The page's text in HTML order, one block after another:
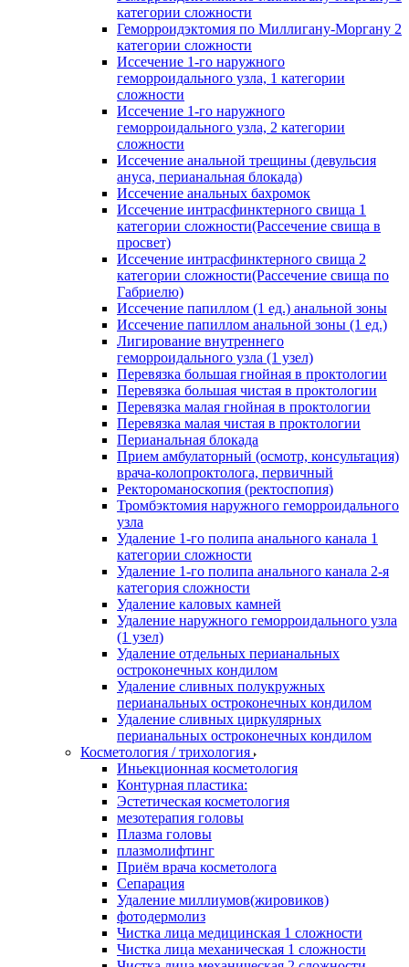
категории сложности
Геморроидэктомия по Миллигану-Моргану 2
категории сложности
Иссечение 1-го наружного
геморроидального узла, 1 категории
сложности
Иссечение 1-го наружного
геморроидального узла, 2 категории
сложности
Иссечение анальной трещины (девульсия
ануса, перианальная блокада)
Иссечение анальных бахромок
Иссечение интрасфинктерного свища 1
категории сложности(Рассечение свища в
просвет)
Иссечение интрасфинктерного свища 2
категории сложности(Рассечение свища по
Габриелю)
Иссечение папиллом (1 ед.) анальной зоны
Иссечение папиллом анальной зоны (1 ед.)
Лигирование внутреннего
геморроидального узла (1 узел)
Перевязка большая гнойная в проктологии
Перевязка большая чистая в проктологии
Перевязка малая гнойная в проктологии
Перевязка малая чистая в проктологии
Перианальная блокада
Прием амбулаторный (осмотр, консультация)
врача-колопроктолога, первичный
Ректороманоскопия (ректоспопия)
Тромбэктомия наружного геморроидального
узла
Удаление 1-го полипа анального канала 1
категории сложности
Удаление 1-го полипа анального канала 2-я
категория сложности
Удаление каловых камней
Удаление наружного геморроидального узла
(1 узел)
Удаление отдельных перианальных
остроконечных кондилом
Удаление сливных полукружных
перианальных остроконечных кондилом
Удаление сливных циркулярных
перианальных остроконечных кондилом
Косметология / трихология
Иньекционная косметология
Контурная пластика:
Эстетическая косметология
мезотерапия головы
Плазма головы
плазмолифтинг
Приём врача косметолога
Сепарация
Удаление миллиумов(жировиков)
фотодермолиз
Чистка лица медицинская 1 сложности
Чистка лица механическая 1 сложности